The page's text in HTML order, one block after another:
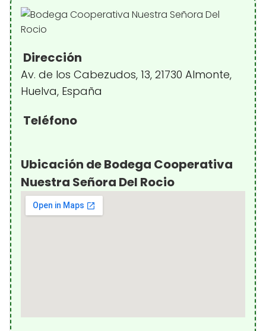
Dirección
Av. de los Cabezudos, 13, 21730 Almonte,
Huelva, España
Teléfono
Ubicación de Bodega Cooperativa
Nuestra Señora Del Rocio